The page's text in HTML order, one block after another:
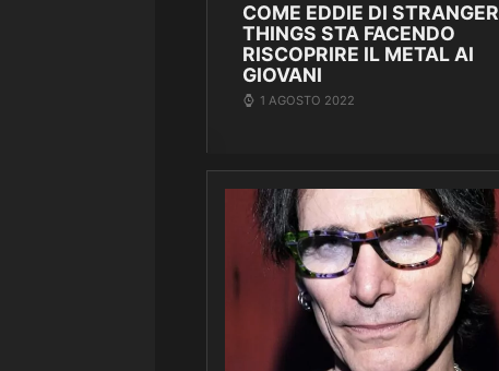
COME EDDIE DI STRANGER
THINGS STA FACENDO
RISCOPRIRE IL METAL AI
GIOVANI
1 AGOSTO 2022